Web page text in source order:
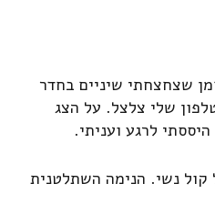
שצחצחתי שיניים בחדר
שלי צלצל. על הצג
לרגע ועניתי.
נשי. הנימה השתלטנית